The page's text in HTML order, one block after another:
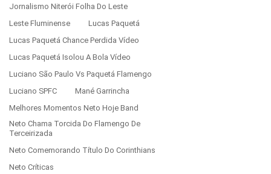
Jornalismo Niterói Folha Do Leste
Leste Fluminense
Lucas Paquetá
Lucas Paquetá Chance Perdida Vídeo
Lucas Paquetá Isolou A Bola Vídeo
Luciano São Paulo Vs Paquetá Flamengo
Luciano SPFC
Mané Garrincha
Melhores Momentos Neto Hoje Band
Neto Chama Torcida Do Flamengo De
Terceirizada
Neto Comemorando Título Do Corinthians
Neto Críticas